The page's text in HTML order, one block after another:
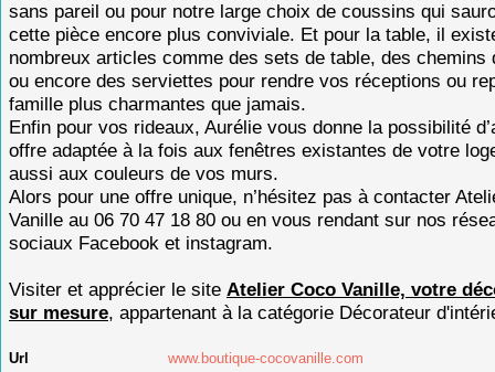
sans pareil ou pour notre large choix de coussins qui
cette pièce encore plus conviviale. Et pour la table, il
nombreux articles comme des sets de table, des chemins
ou encore des serviettes pour rendre vos réceptions ou
famille plus charmantes que jamais.
Enfin pour vos rideaux, Aurélie vous donne la possibilité
offre adaptée à la fois aux fenêtres existantes de votre
aussi aux couleurs de vos murs.
Alors pour une offre unique, n’hésitez pas à contacter
Vanille au 06 70 47 18 80 ou en vous rendant sur nos
sociaux Facebook et instagram.
Visiter et apprécier le site Atelier Coco Vanille, votre
sur mesure, appartenant à la catégorie Décorateur
Url
www.boutique-cocovanille.com